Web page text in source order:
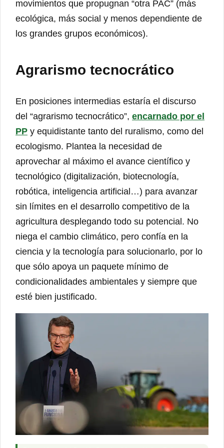
movimientos que propugnan “otra PAC” (más
ecológica, más social y menos dependiente de
los grandes grupos económicos).
Agrarismo tecnocrático
En posiciones intermedias estaría el discurso
del “agrarismo tecnocrático”, encarnado por el
PP y equidistante tanto del ruralismo, como del
ecologismo. Plantea la necesidad de
aprovechar al máximo el avance científico y
tecnológico (digitalización, biotecnología,
robótica, inteligencia artificial…) para avanzar
sin límites en el desarrollo competitivo de la
agricultura desplegando todo su potencial. No
niega el cambio climático, pero confía en la
ciencia y la tecnología para solucionarlo, por lo
que sólo apoya un paquete mínimo de
condicionalidades ambientales y siempre que
esté bien justificado.